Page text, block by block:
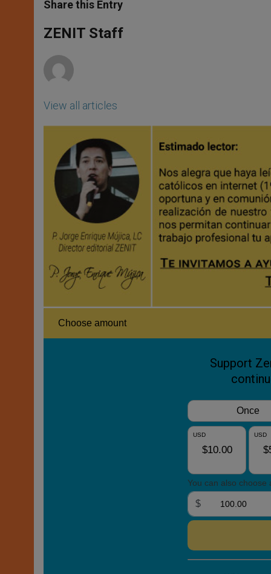
s
p
p
e
g
e
b
o
k
Share this Entry
ZENIT Staff
View all articles